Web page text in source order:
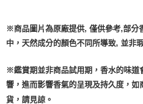
※商品圖片為原廠提供, 僅供參考,部分
中，天然成分的顏色不同所導致, 並非
※鑑賞期並非商品試用期，香水的味道
響，進而影響香氣的呈現及持久度，
貨，請見諒。